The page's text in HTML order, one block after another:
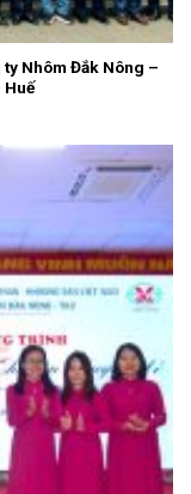
ty Nhôm Đắk Nông –
Huế